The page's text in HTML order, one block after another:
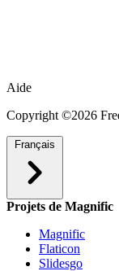
Aide
Copyright ©2026
Français
Projets de Magnific
Magnific
Flaticon
Slidesgo